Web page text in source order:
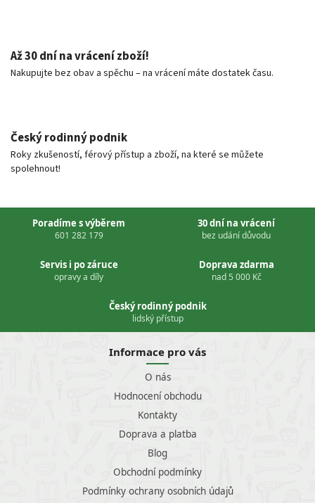
Až 30 dní na vrácení zboží!
Nakupujte bez obav a spěchu – na vrácení máte dostatek času.
Český rodinný podnik
Roky zkušeností, férový přístup a zboží, na které se můžete
spolehnout!
Poradíme s výběrem
601 282 179
30 dní na vrácení
bez udání důvodu
Servis i po záruce
opravy a díly
Doprava zdarma
nad 5 000 Kč
Český rodinný podnik
lidský přístup
Informace pro vás
O nás
Hodnocení obchodu
Kontakty
Doprava a platba
Blog
Obchodní podmínky
Podmínky ochrany osobních údajů